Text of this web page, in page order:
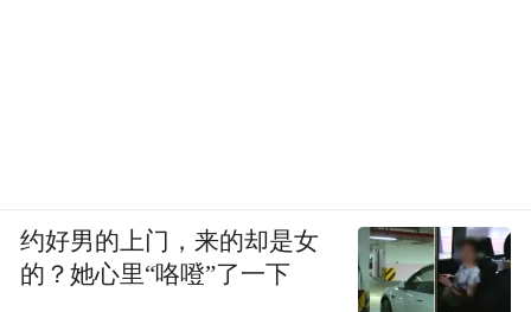
约好男的上门，来的却是女
的？她心里“咯噔”了一下